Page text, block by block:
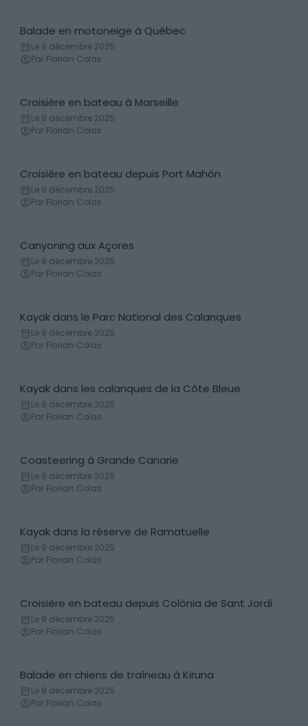
Motoneige
Balade en motoneige à Québec
Le 9 décembre 2025
Par Florian Colas
Bateau
Croisière en bateau à Marseille
Le 9 décembre 2025
Par Florian Colas
Bateau
Croisière en bateau depuis Port Mahón
Le 9 décembre 2025
Par Florian Colas
Canyoning
Canyoning aux Açores
Le 9 décembre 2025
Par Florian Colas
Canoë - Kayak
Kayak dans le Parc National des Calanques
Le 9 décembre 2025
Par Florian Colas
Canoë - Kayak
Kayak dans les calanques de la Côte Bleue
Le 9 décembre 2025
Par Florian Colas
Canyoning
Coasteering à Grande Canarie
Le 9 décembre 2025
Par Florian Colas
Canoë - Kayak
Kayak dans la réserve de Ramatuelle
Le 9 décembre 2025
Par Florian Colas
Bateau
Croisière en bateau depuis Colònia de Sant Jordi
Le 9 décembre 2025
Par Florian Colas
Chiens de traineau
Balade en chiens de traîneau à Kiruna
Le 9 décembre 2025
Par Florian Colas